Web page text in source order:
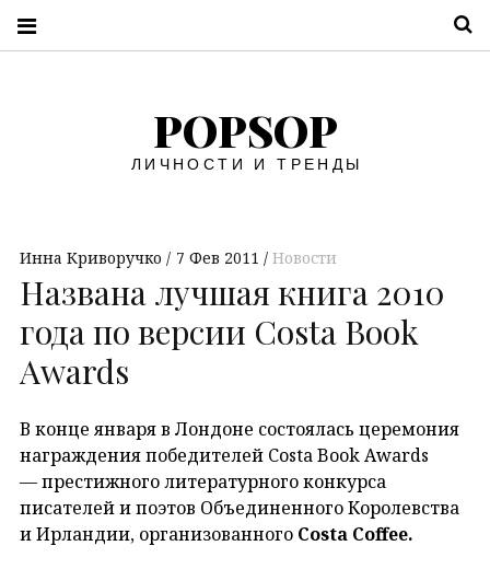
POPSOP
ЛИЧНОСТИ И ТРЕНДЫ
Инна Криворучко 7 Фев 2011 Новости
Названа лучшая книга 2010
года по версии Costa Book
Awards
В конце января в Лондоне состоялась церемония
награждения победителей Costa Book Awards
— престижного литературного конкурса
писателей и поэтов Объединенного Королевства
и Ирландии, организованного Costa Coffee.